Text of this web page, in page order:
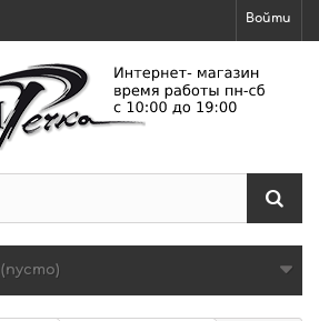
Войти
(пусто)